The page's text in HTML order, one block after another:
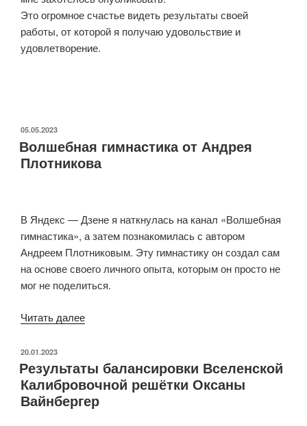
Это огромное счастье видеть результаты своей
работы, от которой я получаю удовольствие и
удовлетворение.
ОПУБЛИКОВАНО
05.05.2023
Волшебная гимнастика от Андрея
Плотникова
В Яндекс — Дзене я наткнулась на канал «Волшебная
гимнастика», а затем познакомилась с автором
Андреем Плотниковым. Эту гимнастику он создал сам
на основе своего личного опыта, которым он просто не
мог не поделиться.
Читать далее«Волшебная
Андрея
Плотникова»
ОПУБЛИКОВАНО
20.01.2023
Результаты балансировки Вселенской
Калибровочной решётки Оксаны
Вайнбергер